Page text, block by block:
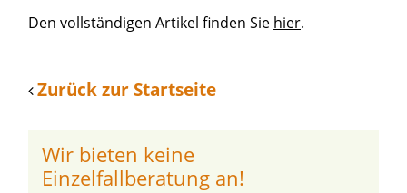
Den vollständigen Artikel finden Sie hier.
Zurück zur Startseite
Wir bieten keine
Einzelfallberatung an!